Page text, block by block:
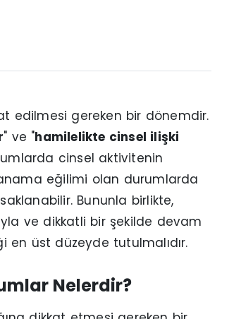
edilmesi gereken bir dönemdir.
" ve "hamilelikte cinsel ilişki
cinsel aktivitenin
eğilimi olan durumlarda
Bununla birlikte,
ve dikkatli bir şekilde devam
en üst düzeyde tutulmalıdır.
Nelerdir?